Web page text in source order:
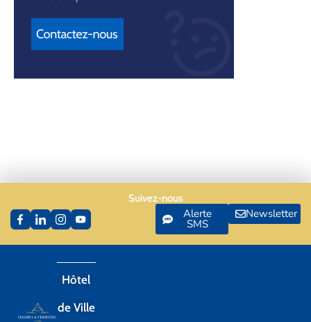
Hôtel
de Ville
Suivez-nous
Alerte
SMS
Newsletter